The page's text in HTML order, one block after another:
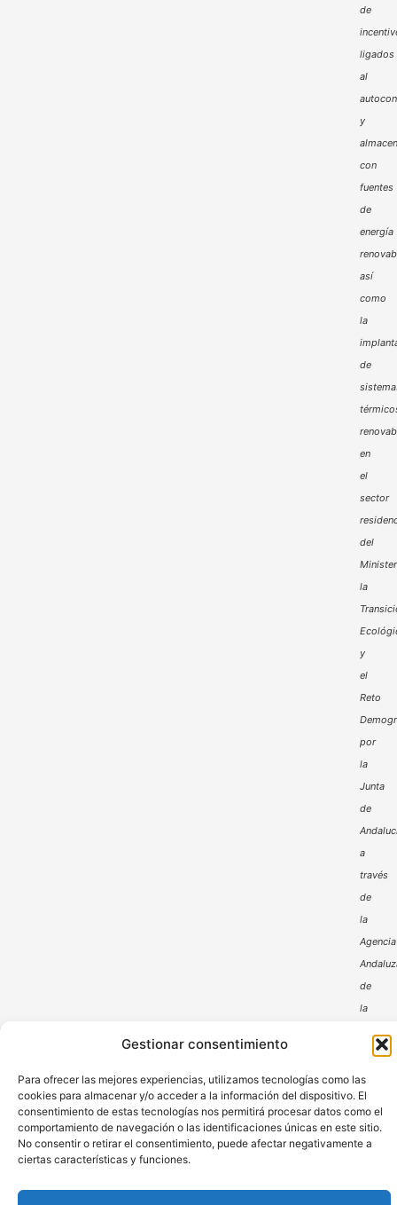
Gestionar consentimiento
Para ofrecer las mejores experiencias, utilizamos tecnologías como las
cookies para almacenar y/o acceder a la información del dispositivo. El
consentimiento de estas tecnologías nos permitirá procesar datos como el
comportamiento de navegación o las identificaciones únicas en este sitio.
No consentir o retirar el consentimiento, puede afectar negativamente a
ciertas características y funciones.
de
ligados
al
y
con
fuentes
de
energía
así
como
la
de
en
el
sector
del
la
y
el
Reto
por
la
Junta
de
a
través
de
la
Agencia
de
la
Aviso Legal Política de Privacidad